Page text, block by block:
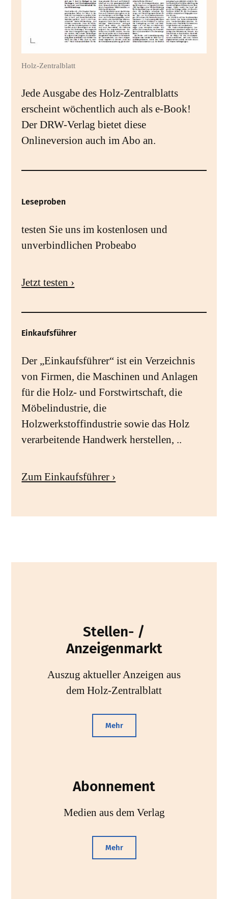
Holz-Zentralblatt
Jede Ausgabe des Holz-Zentralblatts
erscheint wöchentlich auch als e-Book!
Der DRW-Verlag bietet diese
Onlineversion auch im Abo an.
Leseproben
testen Sie uns im kostenlosen und
unverbindlichen Probeabo
Jetzt testen ›
Einkaufsführer
Der „Einkaufsführer“ ist ein Verzeichnis
von Firmen, die Maschinen und Anlagen
für die Holz- und Forstwirtschaft, die
Möbelindustrie, die
Holzwerkstoffindustrie sowie das Holz
verarbeitende Handwerk herstellen, ..
Zum Einkaufsführer ›
Stellen- /
Anzeigenmarkt
Auszug aktueller Anzeigen aus
dem Holz-Zentralblatt
Mehr
Abonnement
Medien aus dem Verlag
Mehr